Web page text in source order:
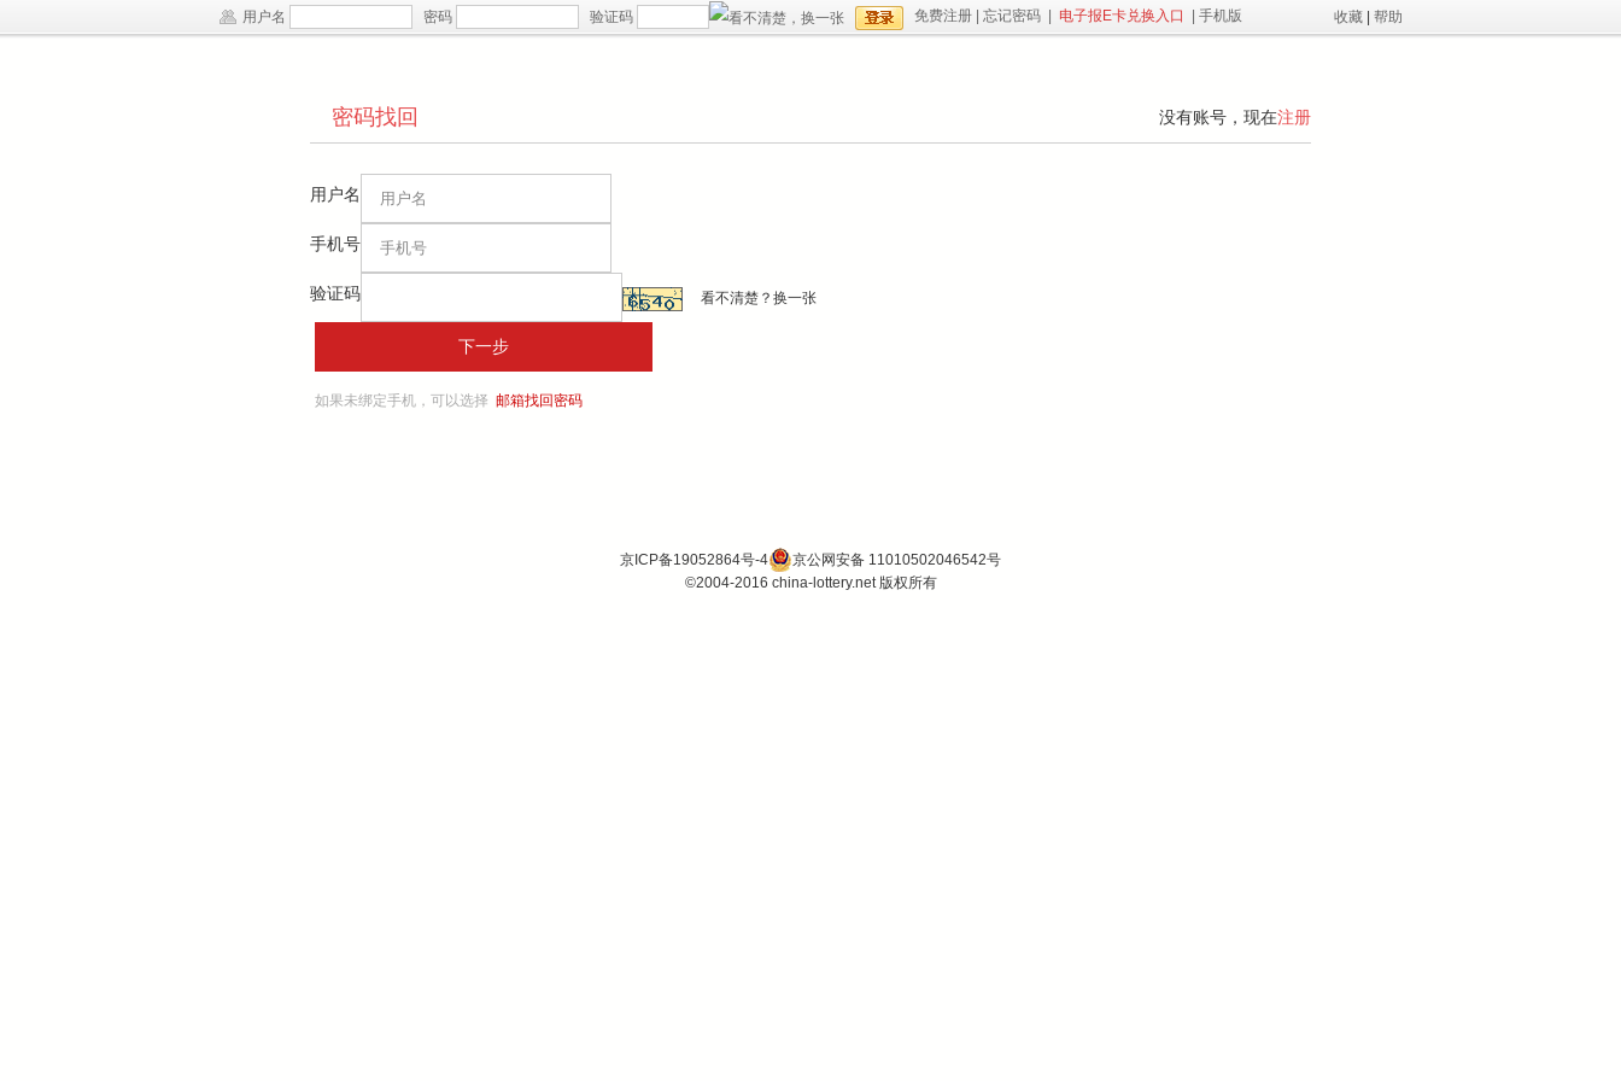
用户名 密码 验证码 免费注册 忘记密码 电子报E卡兑换入口 手机版 收藏 帮助
密码找回 没有账号，现在注册
用户名
手机号
验证码 看不清楚？ 换一张
如果未绑定手机，可以选择 邮箱找回密码
京ICP备19052864号-4
京公网安备 11010502046542号
©2004-2016 china-lottery.net 版权所有